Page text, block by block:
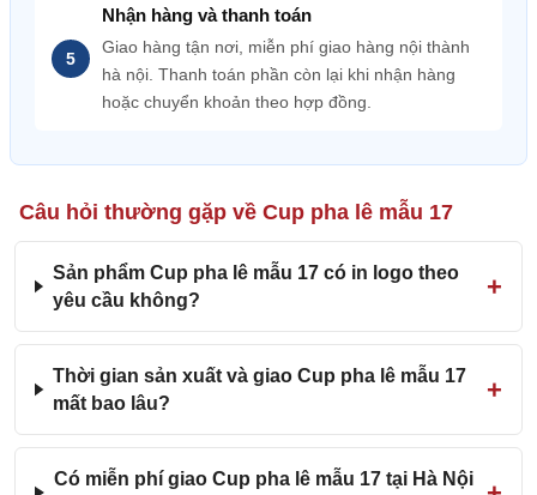
Nhận hàng và thanh toán
Giao hàng tận nơi, miễn phí giao hàng nội thành
hà nội. Thanh toán phần còn lại khi nhận hàng
hoặc chuyển khoản theo hợp đồng.
Câu hỏi thường gặp về Cup pha lê mẫu 17
Sản phẩm Cup pha lê mẫu 17 có in logo theo
yêu cầu không?
Thời gian sản xuất và giao Cup pha lê mẫu 17
mất bao lâu?
Có miễn phí giao Cup pha lê mẫu 17 tại Hà Nội